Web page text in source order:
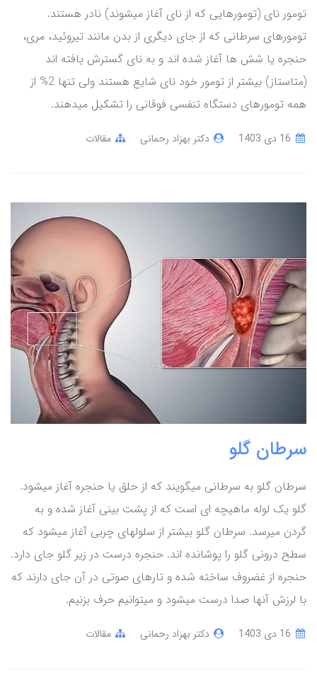
تومور نای (تومورهایی که از نای آغاز میشوند) نادر هستند.
تومورهای سرطانی که از جای دیگری از بدن مانند تیروئید، مری،
حنجره یا شش ها آغاز شده اند و به نای گسترش یافته اند
(متاستاز) بیشتر از تومور خود نای شایع هستند ولی تنها 2% از
همه تومورهای دستگاه تنفسی فوقانی را تشکیل میدهند.
دکتر بهزاد رحمانی مقالات
سرطان گلو
سرطان گلو به سرطانی میگویند که از حلق یا حنجره آغاز میشود.
گلو یک لوله ماهیچه ای است که از پشت بینی آغاز شده و به
گردن میرسد. سرطان گلو بیشتر از سلولهای چربی آغاز میشود که
سطح درونی گلو را پوشانده اند. حنجره درست در زیر گلو جای دارد.
حنجره از غضروف ساخته شده و تارهای صوتی در آن جای دارند که
با لرزش آنها صدا درست میشود و میتوانیم حرف بزنیم.
دکتر بهزاد رحمانی مقالات